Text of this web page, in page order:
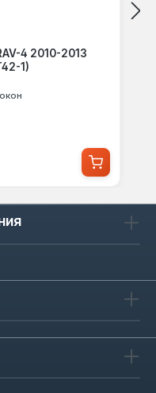
4 2010-2013
1)